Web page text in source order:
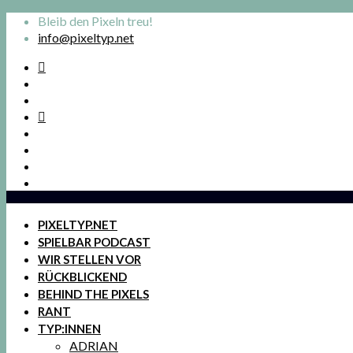
Bleib den Pixeln treu!
info@pixeltyp.net
PIXELTYP.NET
SPIELBAR PODCAST
WIR STELLEN VOR
RÜCKBLICKEND
BEHIND THE PIXELS
RANT
TYP:INNEN
ADRIAN